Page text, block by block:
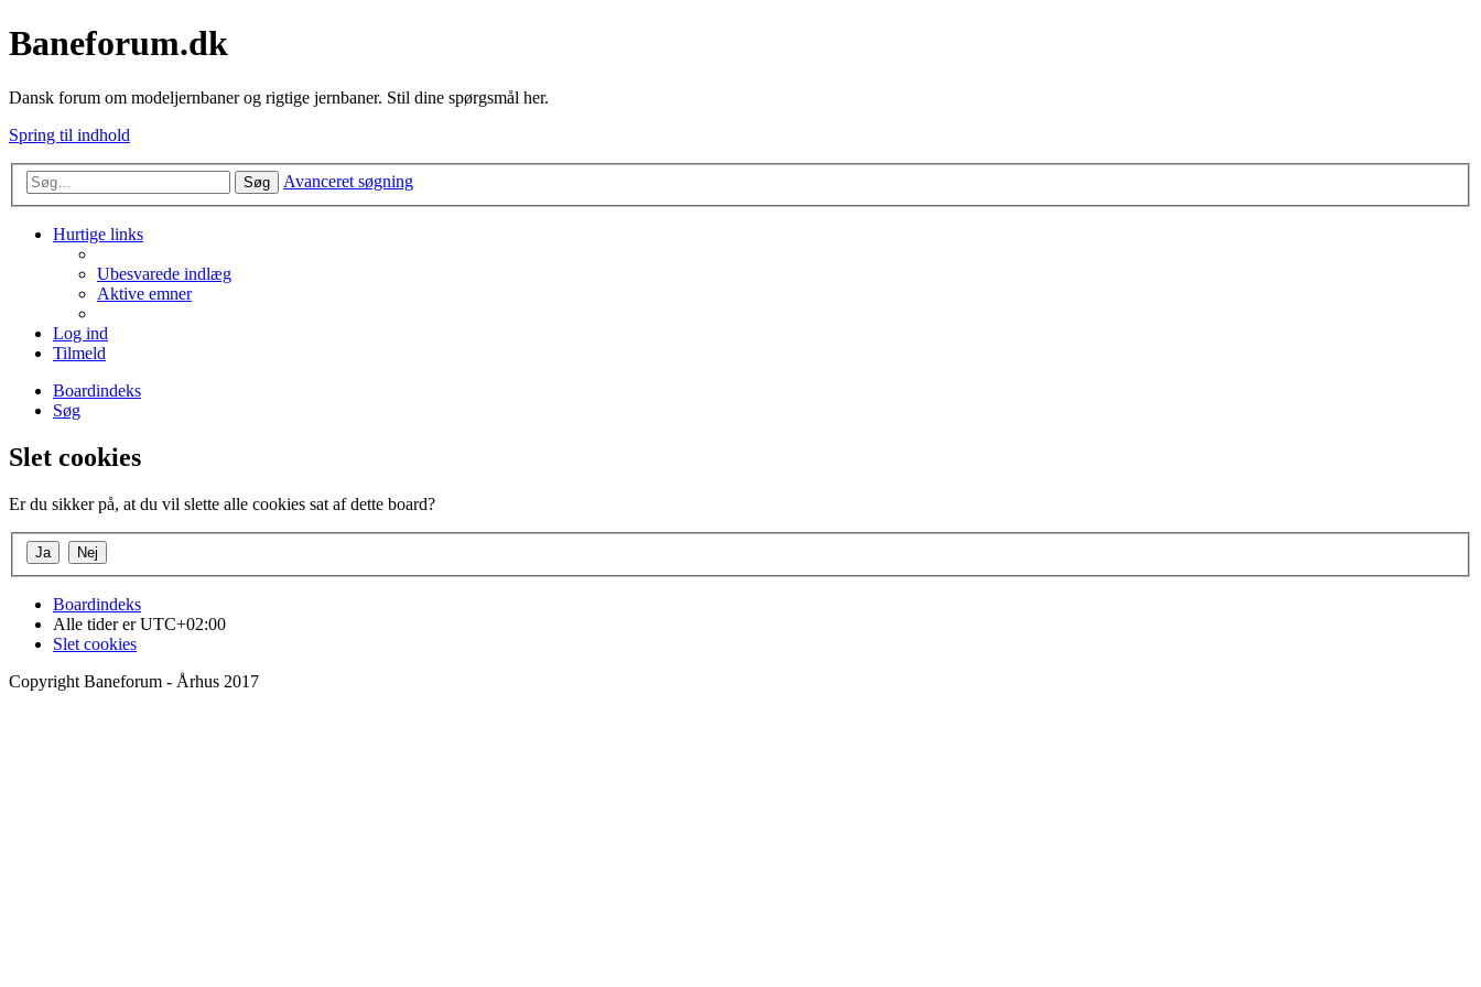
Baneforum.dk
Dansk forum om modeljernbaner og rigtige jernbaner. Stil dine spørgsmål her.
Spring til indhold
Søg Avanceret søgning
Hurtige links
Ubesvarede indlæg
Aktive emner
Log ind
Tilmeld
Boardindeks
Søg
Slet cookies
Er du sikker på, at du vil slette alle cookies sat af dette board?
Boardindeks
Alle tider erUTC+02:00
Slet cookies
Copyright Baneforum - Århus 2017